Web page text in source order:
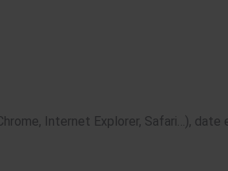
Internet Explorer, Safari…),